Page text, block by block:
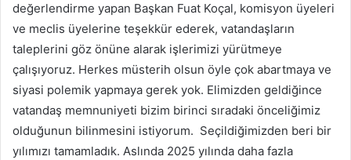
değerlendirme yapan Başkan Fuat Koçal, komisyon üyeleri
ve meclis üyelerine teşekkür ederek, vatandaşların
taleplerini göz önüne alarak işlerimizi yürütmeye
çalışıyoruz. Herkes müsterih olsun öyle çok abartmaya ve
siyasi polemik yapmaya gerek yok. Elimizden geldiğince
vatandaş memnuniyeti bizim birinci sıradaki önceliğimiz
olduğunun bilinmesini istiyorum. Seçildiğimizden beri bir
yılımızı tamamladık. Aslında 2025 yılında daha fazla